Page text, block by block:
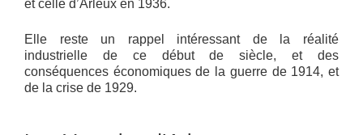
et celle d’Arleux en 1936.
Elle reste un rappel intéressant de la réalité
industrielle de ce début de siècle, et des
conséquences économiques de la guerre de 1914, et
de la crise de 1929.